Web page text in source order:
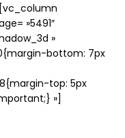
»5491″
»
bottom: 7px
top: 5px
»]